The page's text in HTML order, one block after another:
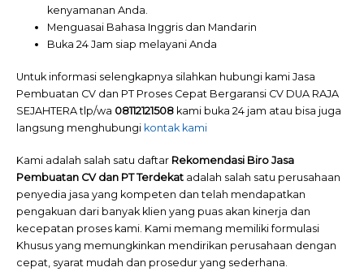
kenyamanan Anda.
Menguasai Bahasa Inggris dan Mandarin
Buka 24 Jam siap melayani Anda
Untuk informasi selengkapnya silahkan hubungi kami Jasa
Pembuatan CV dan PT Proses Cepat Bergaransi CV DUA RAJA
SEJAHTERA tlp/wa 08112121508 kami buka 24 jam atau bisa juga
langsung menghubungi kontak kami
Kami adalah salah satu daftar Rekomendasi Biro Jasa
Pembuatan CV dan PT Terdekat adalah salah satu perusahaan
penyedia jasa yang kompeten dan telah mendapatkan
pengakuan dari banyak klien yang puas akan kinerja dan
kecepatan proses kami. Kami memang memiliki formulasi
Khusus yang memungkinkan mendirikan perusahaan dengan
cepat, syarat mudah dan prosedur yang sederhana.